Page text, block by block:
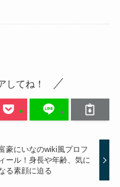
してね！
豪にいなのwiki風プロフ
ィール！身長や年齢、気に
る素顔に迫る